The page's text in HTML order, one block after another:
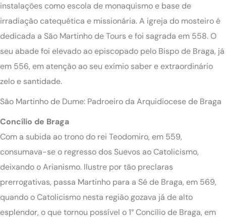
instalações como escola de monaquismo e base de
irradiação catequética e missionária. A igreja do mosteiro é
dedicada a São Martinho de Tours e foi sagrada em 558. O
seu abade foi elevado ao episcopado pelo Bispo de Braga, já
em 556, em atenção ao seu exímio saber e extraordinário
zelo e santidade.
São Martinho de Dume: Padroeiro da Arquidiocese de Braga
Concílio de Braga
Com a subida ao trono do rei Teodomiro, em 559,
consumava-se o regresso dos Suevos ao Catolicismo,
deixando o Arianismo. Ilustre por tão preclaras
prerrogativas, passa Martinho para a Sé de Braga, em 569,
quando o Catolicismo nesta região gozava já de alto
esplendor, o que tornou possível o 1° Concílio de Braga, em